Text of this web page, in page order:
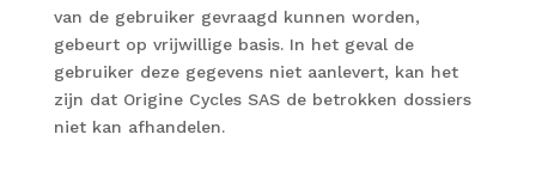
van de gebruiker gevraagd kunnen worden,
gebeurt op vrijwillige basis. In het geval de
gebruiker deze gegevens niet aanlevert, kan het
zijn dat Origine Cycles SAS de betrokken dossiers
niet kan afhandelen.